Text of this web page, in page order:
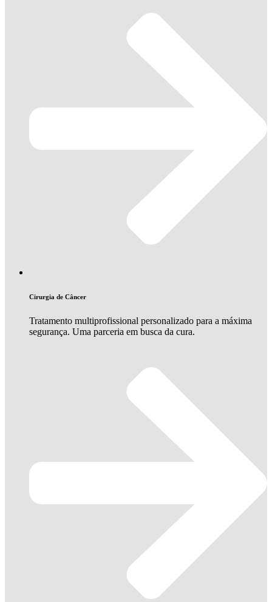
Cirurgia de Câncer
Tratamento multiprofissional personalizado para a máxima
segurança. Uma parceria em busca da cura.